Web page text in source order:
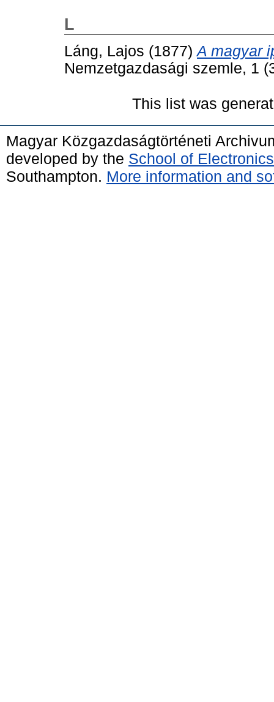
L
Láng, Lajos (1877)A magyar
Nemzetgazdasági szemle, 1
This list was
Magyar Közgazdaságtörténeti
developed by the School of
Southampton. More information and